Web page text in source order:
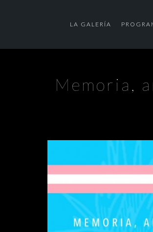
LA GALERÍA
Memoria,